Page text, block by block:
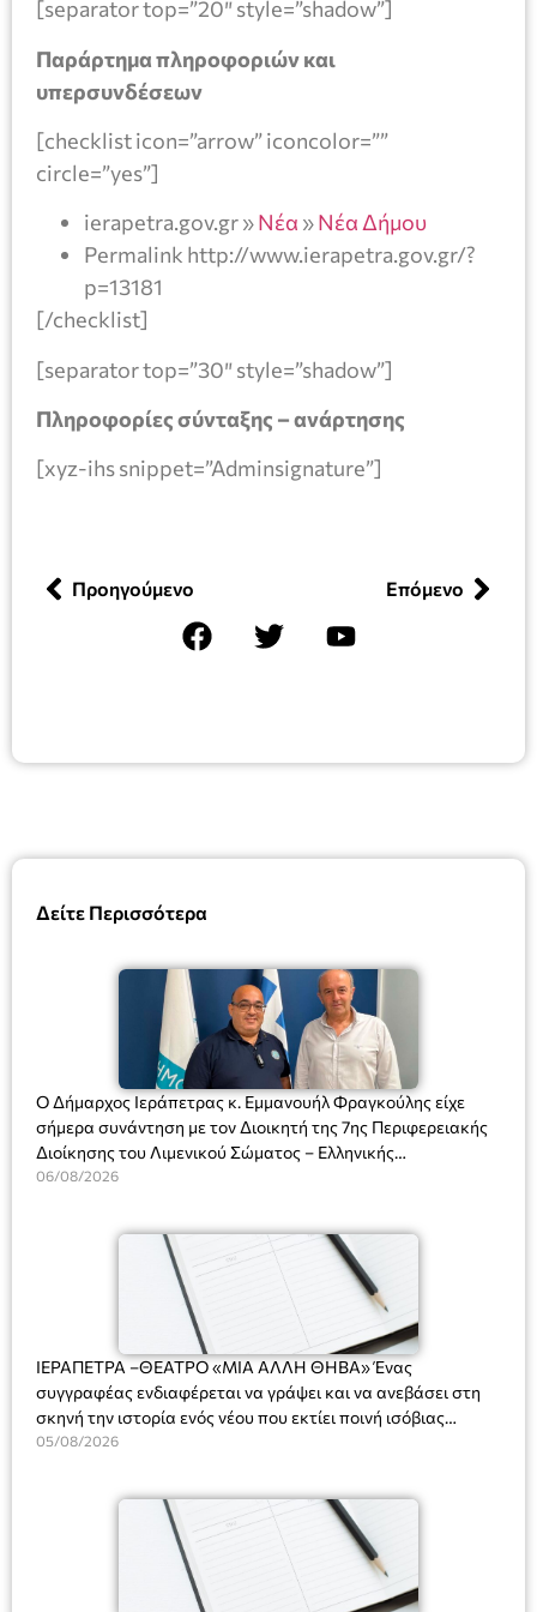
Δείτε Περισσότερα
Ο Δήμαρχος Ιεράπετρας κ. Εμμανουήλ Φραγκούλης είχε
σήμερα συνάντηση με τον Διοικητή της 7ης Περιφερειακής
Διοίκησης του Λιμενικού Σώματος – Ελληνικής
Ακτοφυλακής (Λ.Σ.-ΕΛ.ΑΚΤ.), Αρχιπλοίαρχο Λ.Σ. κ. Ιωάννη
06/08/2026
ΙΕΡΑΠΕΤΡΑ –ΘΕΑΤΡΟ «ΜΙΑ ΑΛΛΗ ΘΗΒΑ» Ένας
συγγραφέας ενδιαφέρεται να γράψει και να ανεβάσει στη
σκηνή την ιστορία ενός νέου που εκτίει ποινή ισόβιας
κάθειρξης για πατροκτονία. Ένα πολυβραβευμένο έργο για
ασθένεια, τον ερωτισμό. Ένα έργο αινιγματικό, συγκινητικό,
όσο και διασκεδαστικό. Ο διακεκριμένος σκηνοθέτης
Βαγγέλης Θεοδωρόπουλος ανέδειξε το πολυεπίπεδο αυτό
έργο, ενώ η παράσταση έχει καθιερωθεί ως σημαντικό
θεατρικό γεγονός χάρη στις εξαιρετικές ερμηνείες του
05/08/2026
[separator top=”20″ style=”shadow”]
Παράρτημα πληροφοριών και
υπερσυνδέσεων
[checklist icon=”arrow” iconcolor=””
circle=”yes”]
ierapetra.gov.gr »Νέα »Νέα Δήμου
Permalink http://www.ierapetra.gov.gr/?
p=13181
[/checklist]
[separator top=”30″ style=”shadow”]
Πληροφορίες σύνταξης – ανάρτησης
[xyz-ihs snippet=”Adminsignature”]
Προηγούμενο Επόμενο